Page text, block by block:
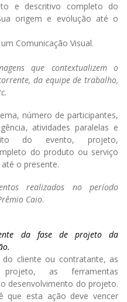
e descritivo completo do
origem e evolução até o
Comunicação Visual.
que contextualizem o
da equipe de trabalho,
número de participantes,
atividades paralelas e
do evento, projeto,
do produto ou serviço
o presente.
realizados no período
Caio.
da fase de projeto da
do cliente ou contratante, as
as ferramentas
desenvolvimento do projeto.
que esta ação deve vencer